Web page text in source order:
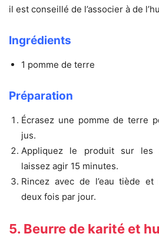
il est conseillé de l’associer à de
Ingrédients
1 pomme de terre
Préparation
Écrasez une pomme de terre
jus.
Appliquez le produit sur les
laissez agir 15 minutes.
Rincez avec de l’eau tiède et
deux fois par jour.
5. Beurre de karité et